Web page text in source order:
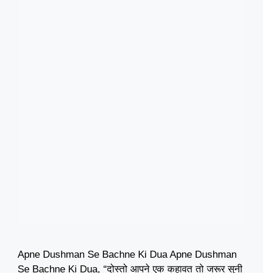
Apne Dushman Se Bachne Ki Dua Apne Dushman
Se Bachne Ki Dua, “दोस्तो आपने एक कहावत तो जरूर सुनी